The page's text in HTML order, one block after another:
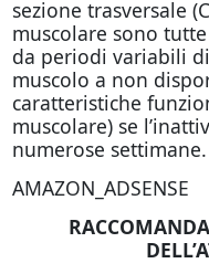
sezione trasversale
muscolare sono
da periodi variabili
muscolo a non
caratteristiche
muscolare) se
numerose settimane.
AMAZON_ADSENSE